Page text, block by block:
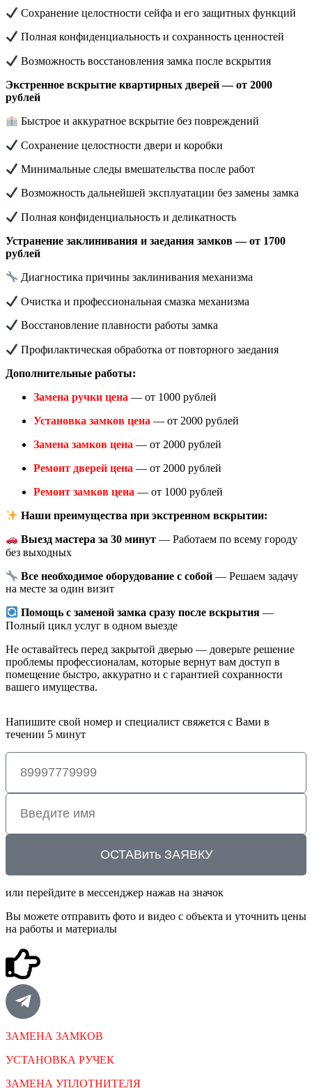
Сохранение целостности сейфа и его защитных функций
Полная конфиденциальность и сохранность ценностей
Возможность восстановления замка после вскрытия
Экстренное вскрытие квартирных дверей — от 2000
рублей
Быстрое и аккуратное вскрытие без повреждений
Сохранение целостности двери и коробки
Минимальные следы вмешательства после работ
Возможность дальнейшей эксплуатации без замены замка
Полная конфиденциальность и деликатность
Устранение заклинивания и заедания замков — от 1700
рублей
Диагностика причины заклинивания механизма
Очистка и профессиональная смазка механизма
Восстановление плавности работы замка
Профилактическая обработка от повторного заедания
Дополнительные работы:
Замена ручки цена — от 1000 рублей
Установка замков цена — от 2000 рублей
Замена замков цена — от 2000 рублей
Ремонт дверей цена — от 2000 рублей
Ремонт замков цена — от 1000 рублей
Наши преимущества при экстренном вскрытии:
Выезд мастера за 30 минут — Работаем по всему городу
без выходных
Все необходимое оборудование с собой — Решаем задачу
на месте за один визит
Помощь с заменой замка сразу после вскрытия —
Полный цикл услуг в одном выезде
Не оставайтесь перед закрытой дверью — доверьте решение
проблемы профессионалам, которые вернут вам доступ в
помещение быстро, аккуратно и с гарантией сохранности
вашего имущества.
Напишите свой номер и специалист свяжется с Вами в
течении 5 минут
ОСТАВить ЗАЯВКУ
или перейдите в мессенджер нажав на значок
Вы можете отправить фото и видео с объекта и уточнить цены
на работы и материалы
ЗАМЕНА ЗАМКОВ
УСТАНОВКА РУЧЕК
ЗАМЕНА УПЛОТНИТЕЛЯ